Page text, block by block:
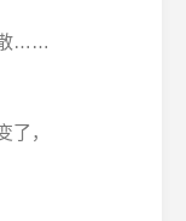
散……
了，